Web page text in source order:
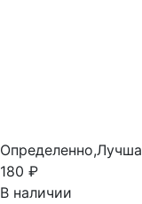
Определенно,
180 ₽
В наличии